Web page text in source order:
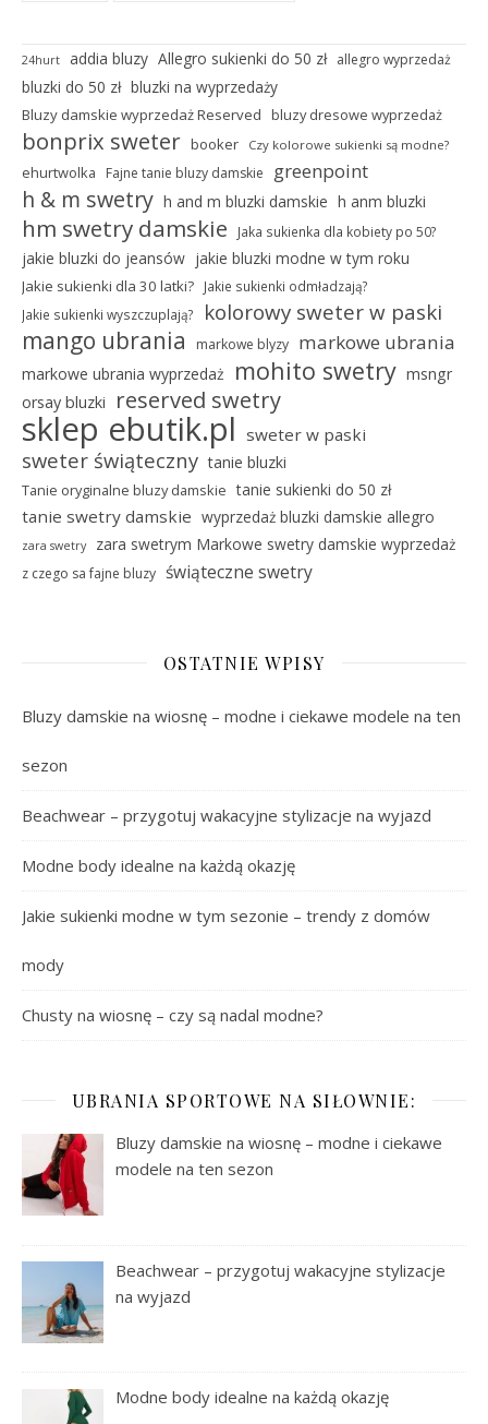
24hurt addia bluzy Allegro sukienki do 50 zł allegro wyprzedaż
bluzki do 50 zł bluzki na wyprzedaży
Bluzy damskie wyprzedaż Reserved bluzy dresowe wyprzedaż
bonprix sweter booker Czy kolorowe sukienki są modne?
ehurtwolka Fajne tanie bluzy damskie greenpoint
h & m swetry h and m bluzki damskie h anm bluzki
hm swetry damskie Jaka sukienka dla kobiety po 50?
jakie bluzki do jeansów jakie bluzki modne w tym roku
Jakie sukienki dla 30 latki?
Jakie sukienki odmładzają?
Jakie sukienki wyszczuplają?
kolorowy sweter w paski
mango ubrania markowe blyzy markowe ubrania
markowe ubrania wyprzedaż mohito swetry msngr
orsay bluzki
reserved swetry
sklep ebutik.pl sweter w paski
sweter świąteczny tanie bluzki
Tanie oryginalne bluzy damskie tanie sukienki do 50 zł
tanie swetry damskie wyprzedaż bluzki damskie allegro
zara swetry zara swetrym Markowe swetry damskie wyprzedaż
z czego sa fajne bluzy świąteczne swetry
OSTATNIE WPISY
Bluzy damskie na wiosnę – modne i ciekawe modele na ten
sezon
Beachwear – przygotuj wakacyjne stylizacje na wyjazd
Modne body idealne na każdą okazję
Jakie sukienki modne w tym sezonie – trendy z domów
mody
Chusty na wiosnę – czy są nadal modne?
UBRANIA SPORTOWE NA SIŁOWNIE:
Bluzy damskie na wiosnę – modne i ciekawe
modele na ten sezon
Beachwear – przygotuj wakacyjne stylizacje
na wyjazd
Modne body idealne na każdą okazję